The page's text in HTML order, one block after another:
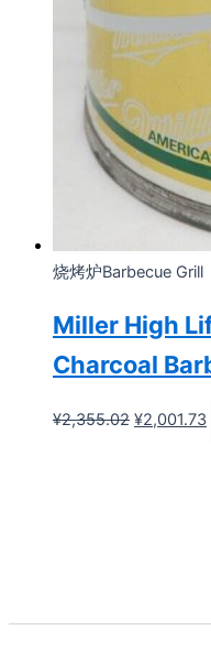
烧烤炉Barbecue Grill
Miller High
Charcoal
¥2,355.02 原
¥2,001.73当